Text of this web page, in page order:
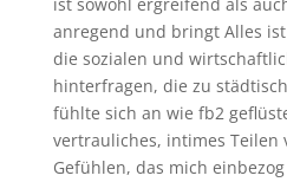
anregend und bringt Alles
die sozialen und
hinterfragen, die zu
fühlte sich an wie fb2
vertrauliches, intimes Teilen
Gefühlen, das mich